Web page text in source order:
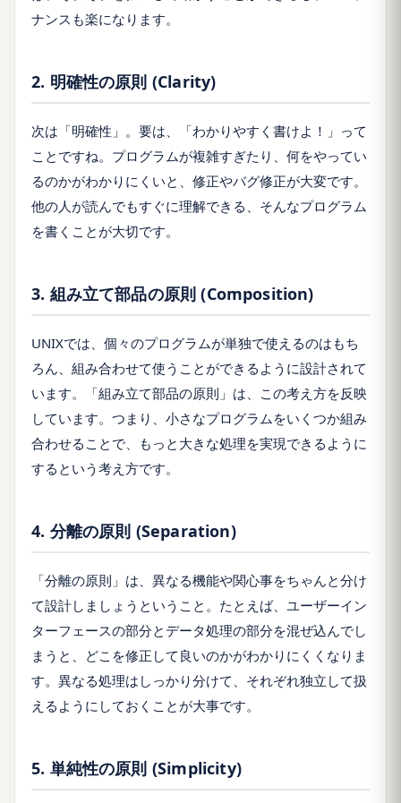
ナンスも楽になります。
2. 明確性の原則 (Clarity)
次は「明確性」。要は、「わかりやすく書けよ！」って
ことですね。プログラムが複雑すぎたり、何をやってい
るのかがわかりにくいと、修正やバグ修正が大変です。
他の人が読んでもすぐに理解できる、そんなプログラム
を書くことが大切です。
3. 組み立て部品の原則 (Composition)
UNIXでは、個々のプログラムが単独で使えるのはもち
ろん、組み合わせて使うことができるように設計されて
います。「組み立て部品の原則」は、この考え方を反映
しています。つまり、小さなプログラムをいくつか組み
合わせることで、もっと大きな処理を実現できるように
するという考え方です。
4. 分離の原則 (Separation)
「分離の原則」は、異なる機能や関心事をちゃんと分け
て設計しましょうということ。たとえば、ユーザーイン
ターフェースの部分とデータ処理の部分を混ぜ込んでし
まうと、どこを修正して良いのかがわかりにくくなりま
す。異なる処理はしっかり分けて、それぞれ独立して扱
えるようにしておくことが大事です。
5. 単純性の原則 (Simplicity)